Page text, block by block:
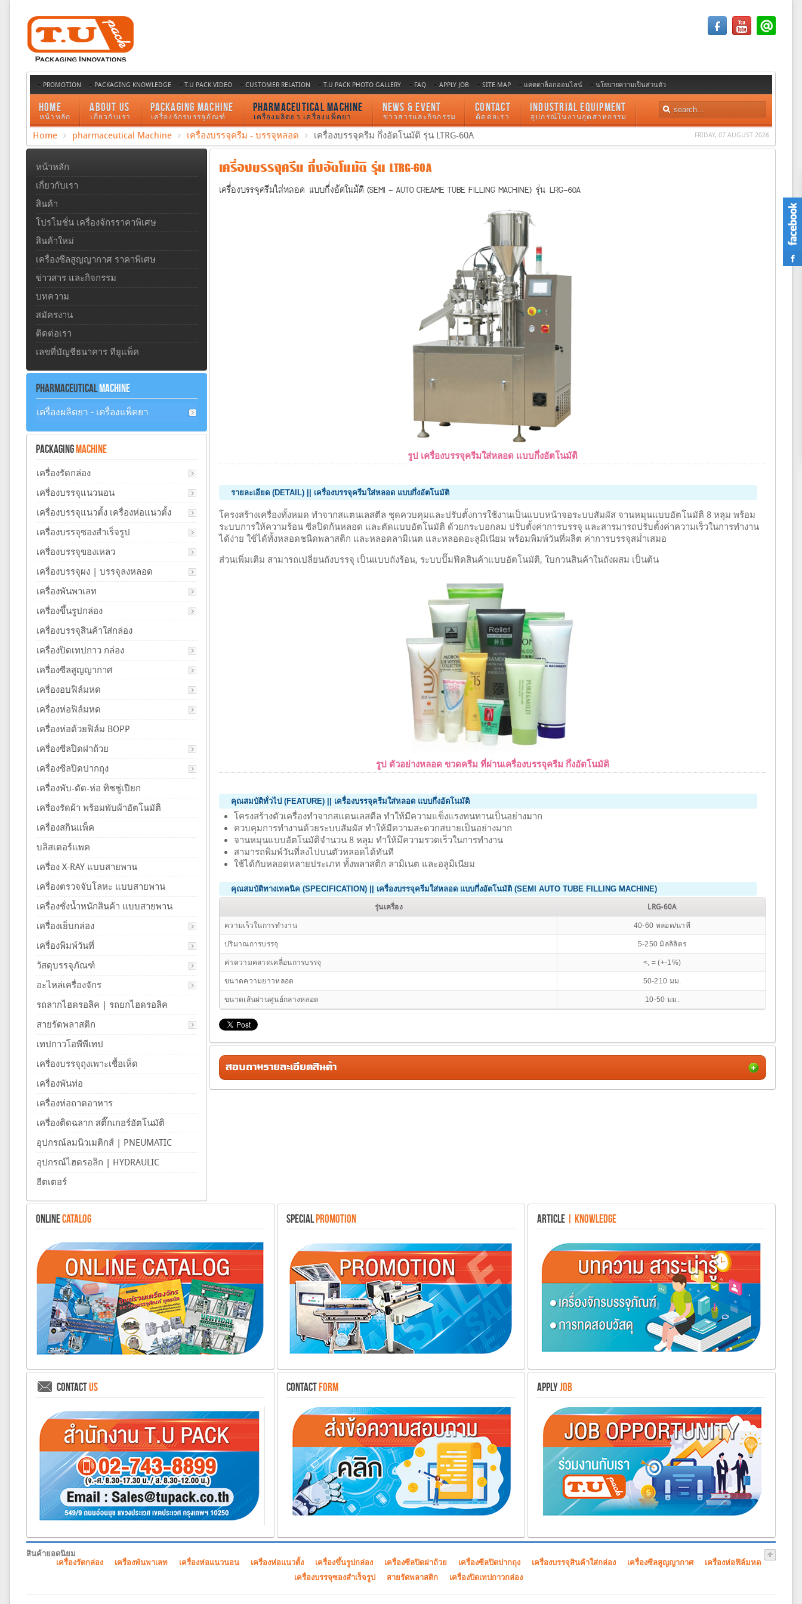
PROMOTION PACKAGING KNOWLEDGE T.U PACK VIDEO CUSTOMER RELATION T.U PACK PHOTO GALLERY FAQ APPLY JOB SITE MAP แคตตาล็อกออนไลน์ นโยบายความเป็นส่วนตัว
HOME
หน้าหลัก
ABOUT US
เกี่ยวกับเรา
PACKAGING MACHINE
เครื่องจักรบรรจุภัณฑ์
PHARMACEUTICAL MACHINE
เครื่องผลิตยา เครื่องแพ็คยา
NEWS & EVENT
ข่าวสารและกิจกรรม
CONTACT
ติดต่อเรา
INDUSTRIAL EQUIPMENT
อุปกรณ์ในงานอุตสาหกรรม
FRIDAY, 07 AUGUST 2026
Home pharmaceutical Machine เครื่องบรรจุครีม - บรรจุหลอด เครื่องบรรจุครีม กึ่งอัตโนมัติ รุ่น LTRG-60A
เครื่องบรรจุครีม กึ่งอัตโนมัติ รุ่น LTRG-60A
เครื่องบรรจุครีมใส่หลอด แบบกึ่งอัตโนมัติ (SEMI - AUTO CREAME TUBE FILLING MACHINE) รุ่น LRG-60A
รูป เครื่องบรรจุครีมใส่หลอด แบบกึ่งอัตโนมัติ
รายละเอียด (DETAIL) || เครื่องบรรจุครีมใส่หลอด แบบกึ่งอัตโนมัติ
โครงสร้างเครื่องทั้งหมด ทำจากสแตนเลสตีล ชุดควบคุมและปรับตั้งการใช้งานเป็นแบบหน้าจอระบบสัมผัส จานหมุนแบบอัตโนมัติ 8 หลุม พร้อม
ระบบการให้ความร้อน ซีลปิดก้นหลอด และตัดแบบอัตโนมัติ ด้วยกระบอกลม ปรับตั้งค่าการบรรจุ และสารมารถปรับตั้งค่าความเร็วในการทำงาน
ได้ง่าย ใช้ได้ทั้งหลอดชนิดพลาสติก และหลอดลามิเนต และหลอดอะลูมิเนียม พร้อมพิมพ์วันที่ผลิต ค่าการบรรจุสม่ำเสมอ
ส่วนเพิ่มเติม สามารถเปลี่ยนถังบรรจุ เป็นแบบถังร้อน, ระบบปั๊มฟีดสินค้าแบบอัตโนมัติ, ใบกวนสินค้าในถังผสม เป็นต้น
รูป ตัวอย่างหลอด ขวดครีม ที่ผ่านเครื่องบรรจุครีม กึ่งอัตโนมัติ
คุณสมบัติทั่วไป (FEATURE) || เครื่องบรรจุครีมใส่หลอด แบบกึ่งอัตโนมัติ
โครงสร้างตัวเครื่องทำจากสแตนเลสตีล ทำให้มีความแข็งแรงทนทานเป็นอย่างมาก
ควบคุมการทำงานด้วยระบบสัมผัส ทำให้มีความสะดวกสบายเป็นอย่างมาก
จานหมุนแบบอัตโนมัติจำนวน 8 หลุม ทำให้มึความรวดเร็วในการทำงาน
สามารถพิมพ์วันที่ลงไปบนตัวหลอดได้ทันที
ใช้ได้กับหลอดหลายประเภท ทั้งพลาสติก ลามิเนต และอลูมิเนียม
คุณสมบัติทางเทคนิค (SPECIFICATION) || เครื่องบรรจุครีมใส่หลอด แบบกึ่งอัตโนมัติ (SEMI AUTO TUBE FILLING MACHINE)
รุ่นเครื่อง LRG-60A
ความเร็วในการทำงาน 40-60 หลอด/นาที
ปริมาณการบรรจุ 5-250 มิลลิลิตร
ค่าความคลาดเคลื่อนการบรรจุ <, = (+-1%)
ขนาดความยาวหลอด 50-210 มม.
ขนาดเส้นผ่านศูนย์กลางหลอด 10-50 มม.
สอบถามรายละเอียดสินค้า
หน้าหลัก
เกี่ยวกับเรา
สินค้า
โปรโมชั่น เครื่องจักรราคาพิเศษ
สินค้าใหม่
เครื่องซีลสูญญากาศ ราคาพิเศษ
ข่าวสาร และกิจกรรม
บทความ
สมัครงาน
ติดต่อเรา
เลขที่บัญชีธนาคาร ทียูแพ็ค
PHARMACEUTICALMACHINE
เครื่องผลิตยา - เครื่องแพ็คยา
PACKAGING MACHINE
เครื่องรัดกล่อง
เครื่องบรรจุแนวนอน
เครื่องบรรจุแนวตั้ง เครื่องห่อแนวตั้ง
เครื่องบรรจุซองสำเร็จรูป
เครื่องบรรจุของเหลว
เครื่องบรรจุผง | บรรจุลงหลอด
เครื่องพันพาเลท
เครื่องขึ้นรูปกล่อง
เครื่องบรรจุสินค้าใส่กล่อง
เครื่องปิดเทปกาว กล่อง
เครื่องซีลสูญญากาศ
เครื่องอบฟิล์มหด
เครื่องห่อฟิล์มหด
เครื่องห่อด้วยฟิล์ม BOPP
เครื่องซีลปิดฝาถ้วย
เครื่องซีลปิดปากถุง
เครื่องพับ-ตัด-ห่อ ทิชชู่เปียก
เครื่องรัดผ้า พร้อมพับผ้าอัตโนมัติ
เครื่องสกินแพ็ค
บลิสเตอร์แพค
เครื่อง X-RAY แบบสายพาน
เครื่องตรวจจับโลหะ แบบสายพาน
เครื่องชั่งน้ำหนักสินค้า แบบสายพาน
เครื่องเย็บกล่อง
เครื่องพิมพ์วันที่
วัสดุบรรจุภัณฑ์
อะไหล่เครื่องจักร
รถลากไฮดรอลิค | รถยกไฮดรอลิค
สายรัดพลาสติก
เทปกาวโอพีพีเทป
เครื่องบรรจุถุงเพาะเชื้อเห็ด
เครื่องพันท่อ
เครื่องห่อถาดอาหาร
เครื่องติดฉลาก สติ๊กเกอร์อัตโนมัติ
อุปกรณ์ลมนิวเมติกส์ | PNEUMATIC
อุปกรณ์ไฮดรอลิก | HYDRAULIC
ฮีตเตอร์
ONLINECATALOG SPECIALPROMOTION ARTICLE | KNOWLEDGE
CONTACTUS CONTACT FORM APPLYJOB
สินค้ายอดนิยม
เครื่องรัดกล่อง
เครื่องพันพาเลท เครื่องห่อแนวนอน เครื่องห่อแนวตั้ง เครื่องขึ้นรูปกล่อง เครื่องซีลปิดฝาถ้วย เครื่องซีลปิดปากถุง เครื่องบรรจุสินค้าใส่กล่อง เครื่องซีลสูญญากาศ
เครื่องห่อฟิล์มหด
เครื่องบรรจุซองสำเร็จรูป
สายรัดพลาสติก เครื่องปิดเทปกาวกล่อง